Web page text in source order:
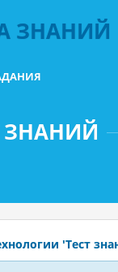
ЗНАНИЙ
'Тест